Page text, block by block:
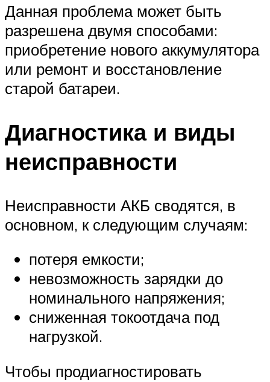
Данная проблема может быть
разрешена двумя способами:
приобретение нового аккумулятора
или ремонт и восстановление
старой батареи.
Диагностика и виды
неисправности
Неисправности АКБ сводятся, в
основном, к следующим случаям:
потеря емкости;
невозможность зарядки до
номинального напряжения;
сниженная токоотдача под
нагрузкой.
Чтобы продиагностировать